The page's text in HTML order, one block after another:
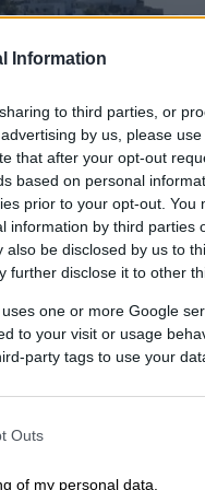
Information
to third parties, or
by us, please
that after your opt-out
based on personal
prior to your opt-out. You
by third parties
be disclosed by us to
further disclose it to other
one or more Google
to your visit or usage
party tags to use your
Outs
of my personal data.
όταν μια